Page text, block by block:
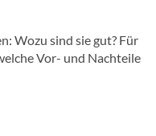
Wozu sind sie gut? Für
Vor- und Nachteile